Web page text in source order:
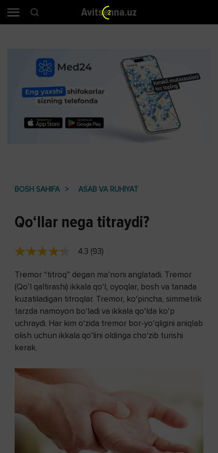
Avitsenna.uz
BOSH SAHIFA ASAB VA RUHIYAT
Qo‘llar nega titraydi?
4.3 (93)
Tremor “titroq” degan ma’noni anglatadi. Tremor
(Qoʻl qaltirashi) ikkala qo‘l, oyoqlar, bosh va tanada
kuzatiladigan titroqlar. Tremor, ko‘pincha, simmetrik
tarzda namoyon bo‘ladi va ikkala qo‘lda ko‘p
uchraydi. Har kim o‘zida tremor bor-yo‘qligini aniqlab
olish uchun ikkala qo‘lini oldinga cho‘zib turishi
kerak.
2